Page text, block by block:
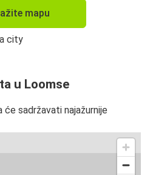
mapu
u Loomse
će sadržavati najažurnije